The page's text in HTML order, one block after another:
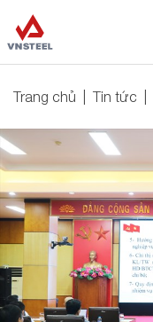
Trang chủ Tin tức